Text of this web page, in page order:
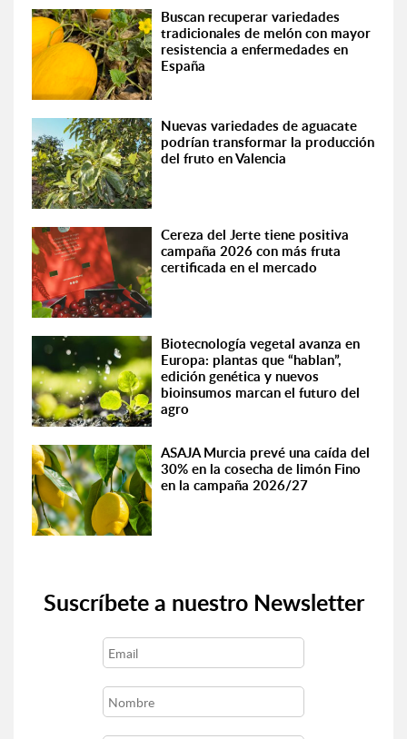
Buscan recuperar variedades
tradicionales de melón con mayor
resistencia a enfermedades en
España
Nuevas variedades de aguacate
podrían transformar la producción
del fruto en Valencia
Cereza del Jerte tiene positiva
campaña 2026 con más fruta
certificada en el mercado
Biotecnología vegetal avanza en
Europa: plantas que “hablan”,
edición genética y nuevos
bioinsumos marcan el futuro del
agro
ASAJA Murcia prevé una caída del
30% en la cosecha de limón Fino
en la campaña 2026/27
Suscríbete a nuestro Newsletter